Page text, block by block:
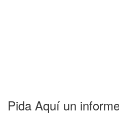
Pida Aquí un